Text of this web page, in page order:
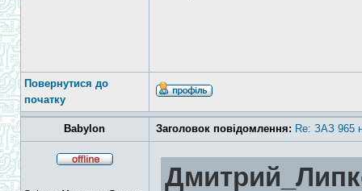
Повернутися до
початку
Babylon Заголовок повідомлення: Re: ЗАЗ 965